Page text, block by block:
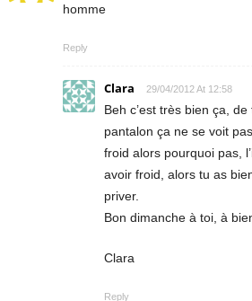
homme
Reply
Clara 29/04/2012 At 12:58
Beh c’est très bien ça,
pantalon ça ne se voit
froid alors pourquoi pas,
avoir froid, alors tu as
priver.
Bon dimanche à toi, à
Clara
Reply